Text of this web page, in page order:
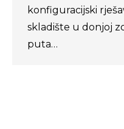
konfiguracijski
skladište u donjoj
puta…